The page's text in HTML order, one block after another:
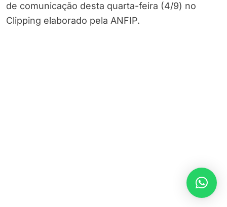
de comunicação desta quarta-feira (4/9) no
Clipping elaborado pela ANFIP.